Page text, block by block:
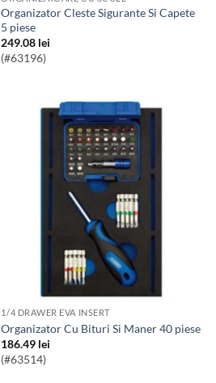
Organizator Cleste Sigurante Si Capete
5 piese
249.08 lei
(#63196)
1/4 DRAWER EVA INSERT
Organizator Cu Bituri Si Maner 40 piese
186.49 lei
(#63514)